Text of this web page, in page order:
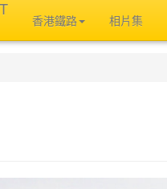
香港鐵路 相片集